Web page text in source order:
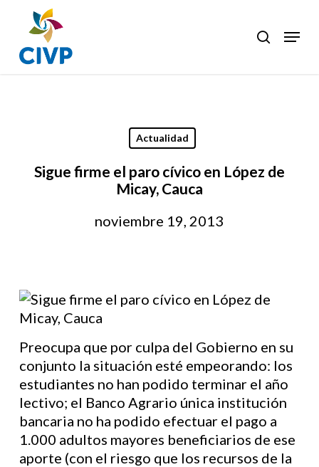
main
content
search
Menu
Actualidad
Sigue firme el paro cívico en López de
Micay, Cauca
noviembre 19, 2013
Preocupa que por culpa del Gobierno en su
conjunto la situación esté empeorando: los
estudiantes no han podido terminar el año
lectivo; el Banco Agrario única institución
bancaria no ha podido efectuar el pago a
1.000 adultos mayores beneficiarios de ese
aporte (con el riesgo que los recursos de la
Close